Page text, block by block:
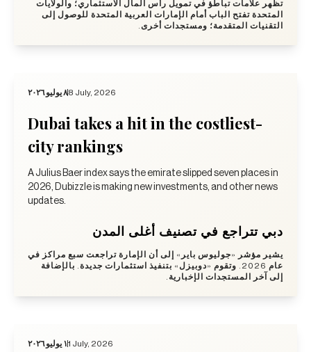
تظهر علامات تباطؤ في تمويل رأس المال الاستثماري؛ والولايات
المتحدة تفتح الباب أمام الإمارات العربية المتحدة للوصول إلى
التقنيات المتقدمة؛ ومستجدات أخرى.
٨ يوليو ٢٠٢٦8 July, 2026
Dubai takes a hit in the costliest-
city rankings
A Julius Baer index says the emirate slipped seven places in
2026, Dubizzle is making new investments, and other news
updates.
دبي تتراجع في تصنيف أغلى المدن
يشير مؤشر «جوليوس باير» إلى أن الإمارة تراجعت سبع مراكز في
عام 2026. وتقوم «دوبيزل» بتنفيذ استثمارات جديدة. بالإضافة
إلى آخر المستجدات الإخبارية.
١ يوليو ٢٠٢٦1 July, 2026